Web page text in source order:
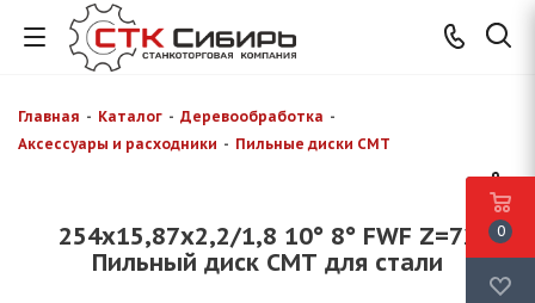
Главная - Каталог - Деревообработка -
Аксессуары и расходники - Пильные диски CMT
254x15,87x2,2/1,8 10° 8° FWF Z=72
Пильный диск СМТ для стали
0